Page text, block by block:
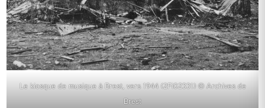
Le kiosque de musique à Brest, vers 1944 (2Fi02331) © Archives de
Brest